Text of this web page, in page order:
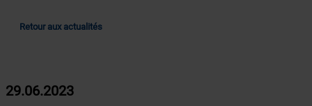
Retour aux actualités
29.06.2023